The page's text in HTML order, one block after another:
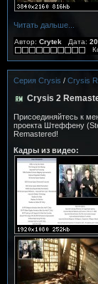
Читать дальше...
Автор: Crytek Дата:
Серия Crysis / Crysis
Crysis 2
Присоединяйтесь к
проекта Штеффену
Remastered!
Кадры из видео: